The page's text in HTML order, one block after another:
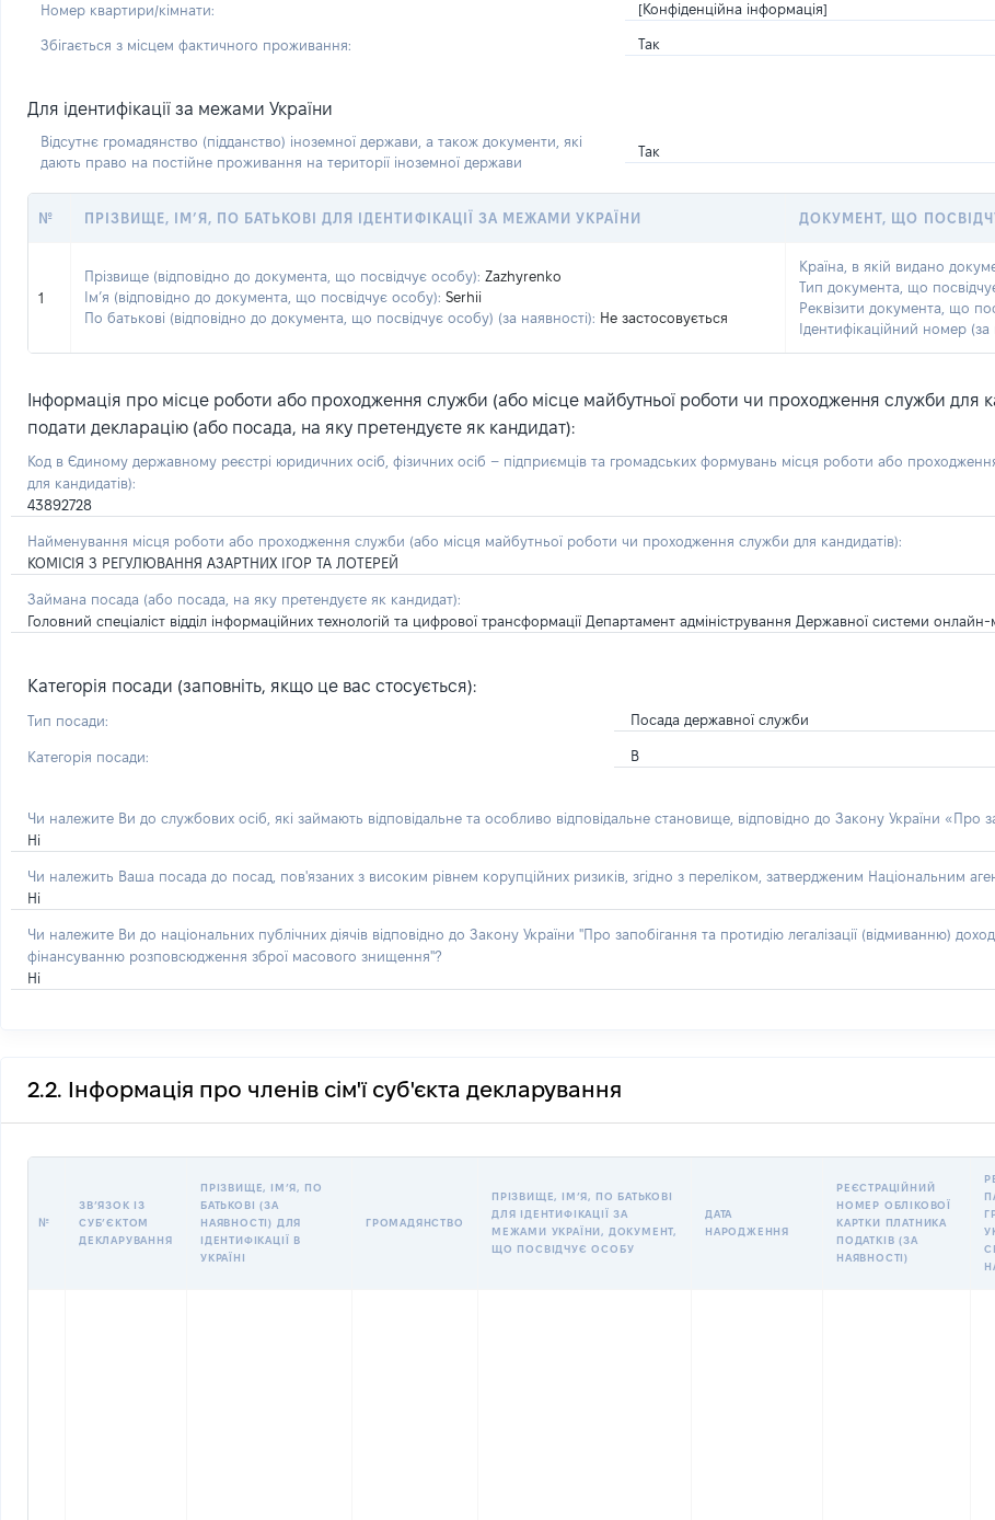
Номер квартири/кімнати: [Конфіденційна інформація]
Збігається з місцем фактичного проживання: Так
Для ідентифікації за межами України
Відсутнє громадянство (підданство) іноземної держави, а також документи, які
дають право на постійне проживання на території іноземної держави
Так
№ ПРІЗВИЩЕ, ІМ’Я, ПО БАТЬКОВІ ДЛЯ ІДЕНТИФІКАЦІЇ ЗА МЕЖАМИ УКРАЇНИ ДОКУМЕНТ, ЩО
1
Прізвище (відповідно до документа, що посвідчує особу): Zazhyrenko
Ім’я (відповідно до документа, що посвідчує особу): Serhii
По батькові (відповідно до документа, що посвідчує особу) (за наявності): Не застосовується
Країна, в якій видано
Тип документа, що
Реквізити документа, що
Ідентифікаційний номер (за
Інформація про місце роботи або проходження служби (або місце майбутньої роботи чи проходження служби для
подати декларацію (або посада, на яку претендуєте як кандидат):
Код в Єдиному державному реєстрі юридичних осіб, фізичних осіб – підприємців та громадських формувань місця роботи або
для кандидатів):
43892728
Найменування місця роботи або проходження служби (або місця майбутньої роботи чи проходження служби для кандидатів):
КОМІСІЯ З РЕГУЛЮВАННЯ АЗАРТНИХ ІГОР ТА ЛОТЕРЕЙ
Займана посада (або посада, на яку претендуєте як кандидат):
Головний спеціаліст відділ інформаційних технологій та цифрової трансформації Департамент адміністрування Державної системи
Категорія посади (заповніть, якщо це вас стосується):
Тип посади: Посада державної служби
Категорія посади: В
Чи належите Ви до службових осіб, які займають відповідальне та особливо відповідальне становище, відповідно до Закону України «Про
Ні
Чи належить Ваша посада до посад, пов'язаних з високим рівнем корупційних ризиків, згідно з переліком, затвердженим Національним
Ні
Чи належите Ви до національних публічних діячів відповідно до Закону України "Про запобігання та протидію легалізації (відмиванню)
фінансуванню розповсюдження зброї масового знищення"?
Ні
2.2. Інформація про членів сім'ї суб'єкта декларування
№
ЗВʼЯЗОК ІЗ
СУБʼЄКТОМ
ДЕКЛАРУВАННЯ
ПРІЗВИЩЕ, ІМʼЯ, ПО
БАТЬКОВІ (ЗА
НАЯВНОСТІ) ДЛЯ
ІДЕНТИФІКАЦІЇ В
УКРАЇНІ
ГРОМАДЯНСТВО
ПРІЗВИЩЕ, ІМʼЯ, ПО БАТЬКОВІ
ДЛЯ ІДЕНТИФІКАЦІЇ ЗА
МЕЖАМИ УКРАЇНИ, ДОКУМЕНТ,
ЩО ПОСВІДЧУЄ ОСОБУ
ДАТА
НАРОДЖЕННЯ
РЕЄСТРАЦІЙНИЙ
НОМЕР ОБЛІКОВОЇ
КАРТКИ ПЛАТНИКА
ПОДАТКІВ (ЗА
НАЯВНОСТІ)